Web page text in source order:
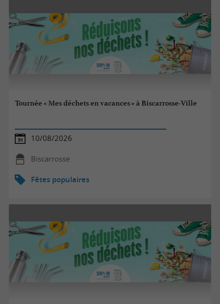
Tournée « Mes déchets en vacances » à Biscarrosse-Ville
10/08/2026
Biscarrosse
Fêtes populaires